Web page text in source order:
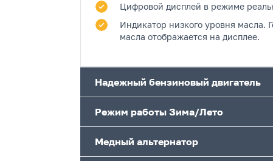
Цифровой дисплей в режиме
Индикатор низкого уровня масла.
масла отображается на дисплее.
Надежный бензиновый двигатель
Режим работы Зима/Лето
Медный альтернатор